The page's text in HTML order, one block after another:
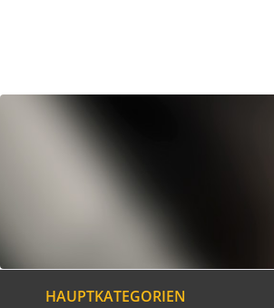
HAUPTKATEGORIEN